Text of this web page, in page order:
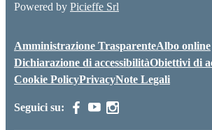
Powered by Picieffe Srl
Amministrazione TrasparenteAlbo online
Dichiarazione di accessibilitàObiettivi di
Cookie PolicyPrivacyNote Legali
Seguici su: